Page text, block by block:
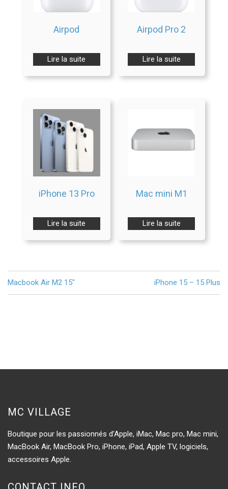
Airpod
Lire la suite
Airpod Pro 2
Lire la suite
iPhone 13 Pro
Lire la suite
Mac mini M1
Lire la suite
Navigation
de
Macbook Air M2 15″ iPhone 15 – 15 Plus
MC VILLAGE
Boutique pour les passionnés d’Apple, iMac, Mac pro, Mac mini,
MacBook Air, MacBook Pro, iPhone, iPad, Apple TV, logiciels,
accessoires Apple.